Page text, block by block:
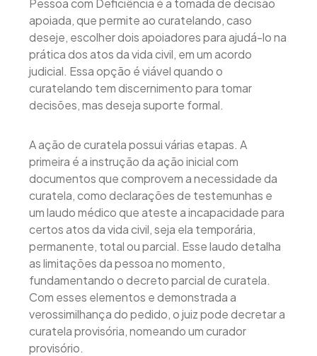
Pessoa com Deficiência é a tomada de decisão
apoiada, que permite ao curatelando, caso
deseje, escolher dois apoiadores para ajudá-lo na
prática dos atos da vida civil, em um acordo
judicial. Essa opção é viável quando o
curatelando tem discernimento para tomar
decisões, mas deseja suporte formal.
A ação de curatela possui várias etapas. A
primeira é a instrução da ação inicial com
documentos que comprovem a necessidade da
curatela, como declarações de testemunhas e
um laudo médico que ateste a incapacidade para
certos atos da vida civil, seja ela temporária,
permanente, total ou parcial. Esse laudo detalha
as limitações da pessoa no momento,
fundamentando o decreto parcial de curatela.
Com esses elementos e demonstrada a
verossimilhança do pedido, o juiz pode decretar a
curatela provisória, nomeando um curador
provisório.